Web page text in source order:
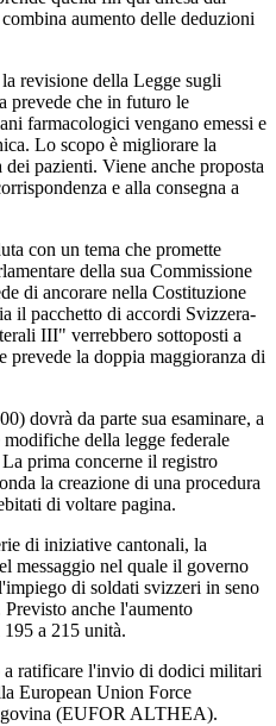
aumento delle deduzioni
revisione della Legge sugli
prevede che in futuro le
farmacologici vengano emessi e
Lo scopo è migliorare la
pazienti. Viene anche proposta
e alla consegna a
con un tema che promette
della sua Commissione
di ancorare nella Costituzione
il pacchetto di accordi Svizzera-
III" verrebbero sottoposti a
prevede la doppia maggioranza di
dovrà da parte sua esaminare, a
della legge federale
prima concerne il registro
la creazione di una procedura
di voltare pagina.
di iniziative cantonali, la
messaggio nel quale il governo
di soldati svizzeri in seno
anche l'aumento
a 215 unità.
a ratificare l'invio di dodici militari
European Union Force
(EUFOR ALTHEA).